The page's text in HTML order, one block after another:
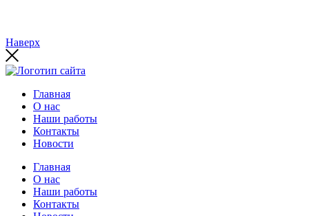
Наверх
Главная
О нас
Наши работы
Контакты
Новости
Главная
О нас
Наши работы
Контакты